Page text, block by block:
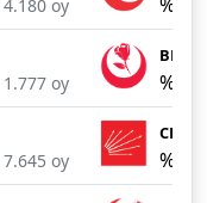
4.180 oy
1.777 oy
BBP
7.645 oy
CHP